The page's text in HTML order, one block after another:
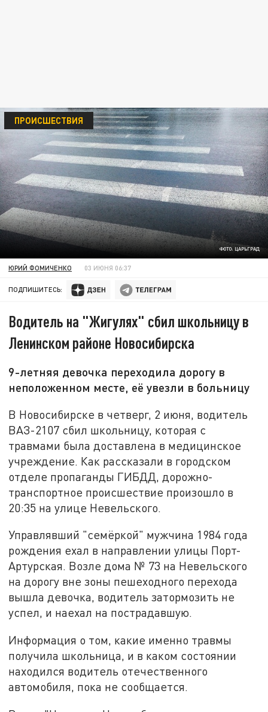
ФОТО: ЦАРЬГРАД
ПРОИСШЕСТВИЯ
ЮРИЙ ФОМИЧЕНКО 03 ИЮНЯ 06:37
ПОДПИШИТЕСЬ:
Водитель на "Жигулях" сбил школьницу в
Ленинском районе Новосибирска
9-летняя девочка переходила дорогу в
неположенном месте, её увезли в больницу
В Новосибирске в четверг, 2 июня, водитель
ВАЗ-2107 сбил школьницу, которая с
травмами была доставлена в медицинское
учреждение. Как рассказали в городском
отделе пропаганды ГИБДД, дорожно-
транспортное происшествие произошло в
20:35 на улице Невельского.
Управлявший "семёркой" мужчина 1984 года
рождения ехал в направлении улицы Порт-
Артурская. Возле дома № 73 на Невельского
на дорогу вне зоны пешеходного перехода
вышла девочка, водитель затормозить не
успел, и наехал на пострадавшую.
Информация о том, какие именно травмы
получила школьница, и в каком состоянии
находился водитель отечественного
автомобиля, пока не сообщается.